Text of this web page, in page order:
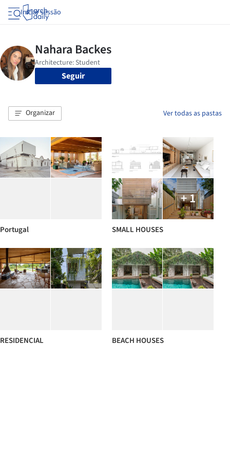
Iniciar sessão
Seguir
Organizar Ver todas as pastas
Portugal
+ 1
SMALL HOUSES
RESIDENCIAL BEACH HOUSES